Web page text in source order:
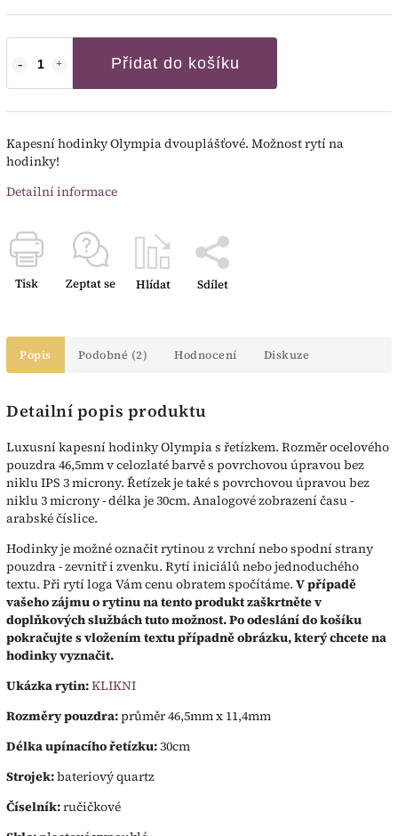
Přidat do košíku
Kapesní hodinky Olympia dvouplášťové. Možnost rytí na
hodinky!
Detailní informace
Tisk Zeptat se Hlídat Sdílet
Popis Podobné (2) Hodnocení Diskuze
Detailní popis produktu
Luxusní kapesní hodinky Olympia s řetízkem. Rozměr ocelového
pouzdra 46,5mm v celozlaté barvě s povrchovou úpravou bez
niklu IPS 3 microny. Řetízek je také s povrchovou úpravou bez
niklu 3 microny - délka je 30cm. Analogové zobrazení času -
arabské číslice.
Hodinky je možné označit rytinou z vrchní nebo spodní strany
pouzdra - zevnitř i zvenku. Rytí iniciálů nebo jednoduchého
textu. Při rytí loga Vám cenu obratem spočítáme. V případě
vašeho zájmu o rytinu na tento produkt zaškrtněte v
doplňkových službách tuto možnost. Po odeslání do košíku
pokračujte s vložením textu případně obrázku, který chcete na
hodinky vyznačit.
Ukázka rytin:KLIKNI
Rozměry pouzdra:průměr 46,5mm x 11,4mm
Délka upínacího řetízku:30cm
Strojek:bateriový quartz
Číselník:ručičkové